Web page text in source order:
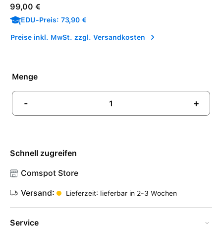
99,00 €
EDU-Preis: 73,90 €
Preise inkl. MwSt. zzgl. Versandkosten
Menge
- +
Schnell zugreifen
Comspot Store
Versand: Lieferzeit: lieferbar in 2-3 Wochen
Service